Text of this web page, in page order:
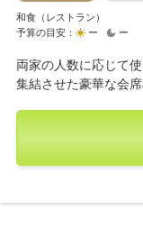
和食（レストラン）
予算の目安：
ー ー
両家の人数に応じて
集結させた豪華な会